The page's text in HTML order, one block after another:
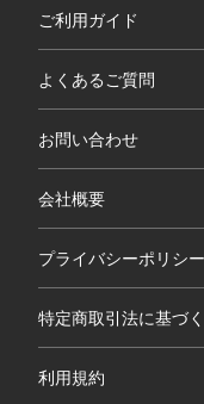
ご利用ガイド
よくあるご質問
お問い合わせ
会社概要
プライバシーポリシー
特定商取引法に基づ
利用規約